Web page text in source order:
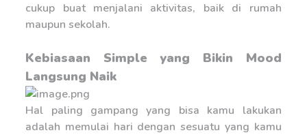
cukup buat menjalani aktivitas, baik di rumah
maupun sekolah.
Kebiasaan Simple yang Bikin Mood
Langsung Naik
Hal paling gampang yang bisa kamu lakukan
adalah memulai hari dengan sesuatu yang kamu